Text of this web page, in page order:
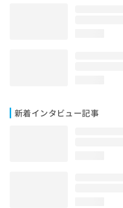
新着インタビュー記事